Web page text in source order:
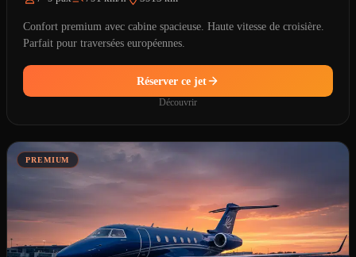
Confort premium avec cabine spacieuse. Haute vitesse de croisière.
Parfait pour traversées européennes.
Réserver ce jet
Découvrir
PREMIUM